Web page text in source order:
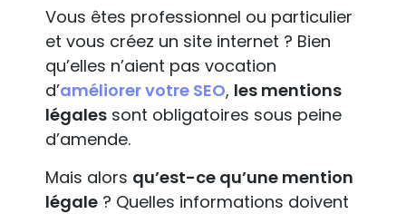
Vous êtes professionnel ou particulier
et vous créez un site internet ? Bien
qu’elles n’aient pas vocation
d’améliorer votre SEO, les mentions
légales sont obligatoires sous peine
d’amende.
Mais alors qu’est-ce qu’une mention
légale ? Quelles informations doivent